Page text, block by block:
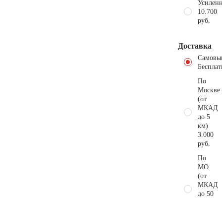
10.700
руб.
Доставка
По
Москве
(от
МКАД
до 5
км)
3.000
руб.
По
МО
(от
МКАД
до 50